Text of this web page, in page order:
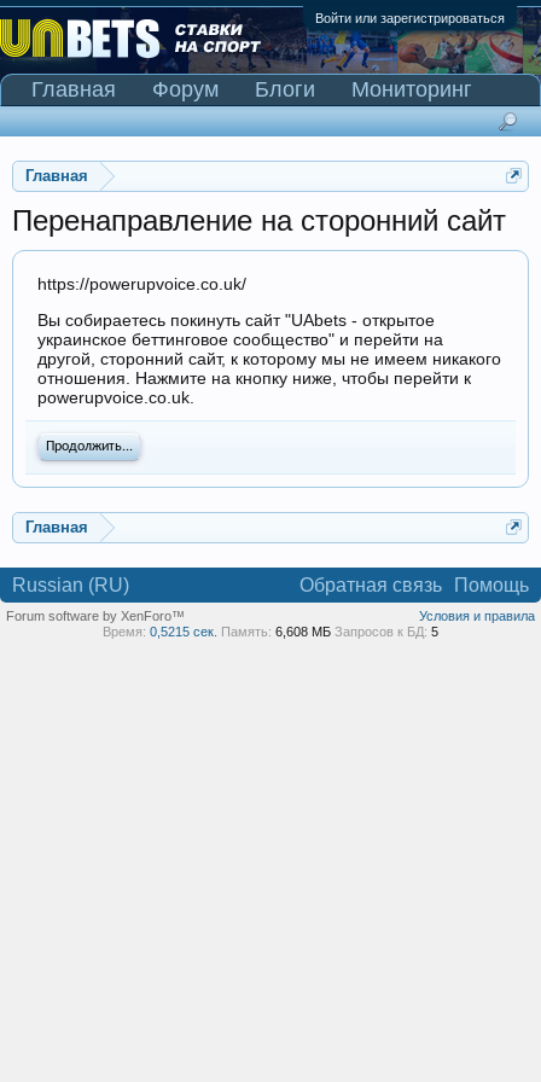
Войти или зарегистрироваться
Главная
Перенаправление на сторонний сайт
https://powerupvoice.co.uk/
Вы собираетесь покинуть сайт "UAbets - открытое
украинское беттинговое сообщество" и перейти на
другой, сторонний сайт, к которому мы не имеем никакого
отношения. Нажмите на кнопку ниже, чтобы перейти к
powerupvoice.co.uk.
Продолжить...
Главная
Главная Форум Блоги
Мониторинг
Сканер Pinnacle
Russian (RU) Обратная связь Помощь
Условия и правила
Forum software by XenForo™
Время: 0,5215 сек. Память: 6,608 МБ Запросов к БД: 5